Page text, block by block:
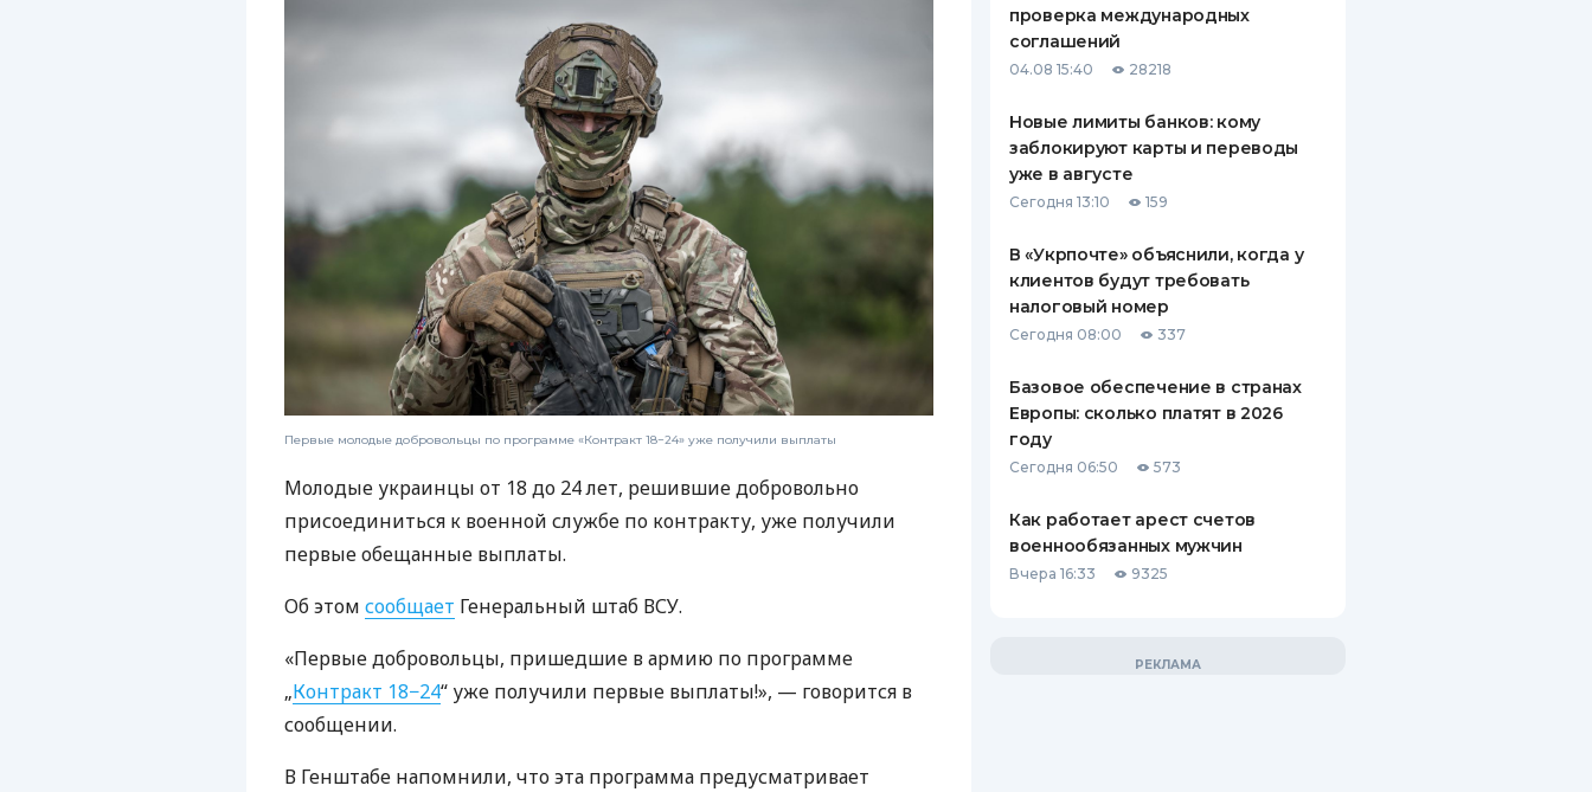
ПУТЕВОДИТЕЛИ ПО
СТРАХОВЫЕ КОМПАНИИ
ОТЗЫВЫ О СТРАХОВЫХ
ДОСТАВКА И ОПЛАТА
Первые молодые добровольцы по программе «Контракт 18−24» уже получили выплаты
Молодые украинцы от 18 до 24 лет, решившие добровольно
присоединиться к военной службе по контракту, уже получили
первые обещанные выплаты.
Об этом сообщает Генеральный штаб ВСУ.
«Первые добровольцы, пришедшие в армию по программе
„Контракт 18−24“ уже получили первые выплаты!», — говорится в
сообщении.
В Генштабе напомнили, что эта программа предусматривает
проверка международных
соглашений
04.08 15:40 28218
Новые лимиты банков: кому
заблокируют карты и переводы
уже в августе
Сегодня 13:10 159
В «Укрпочте» объяснили, когда у
клиентов будут требовать
налоговый номер
Сегодня 08:00 337
Базовое обеспечение в странах
Европы: сколько платят в 2026
году
Сегодня 06:50 573
Как работает арест счетов
военнообязанных мужчин
Вчера 16:33 9325